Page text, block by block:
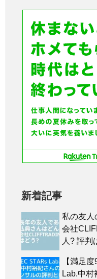
新着記事
私の友人
会社
人? 評判
【満足
Lab.中